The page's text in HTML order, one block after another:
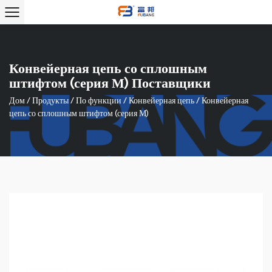
Конвейерная цепь со сплошным
штифтом (серия М) Поставщики
Дом / Продукты / По функции / Конвейерная цепь / Конвейерная
цепь со сплошным штифтом (серия М)